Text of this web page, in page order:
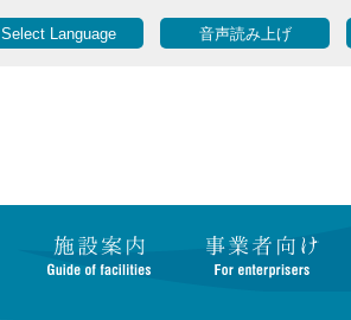
Select Language 音声読み上げ